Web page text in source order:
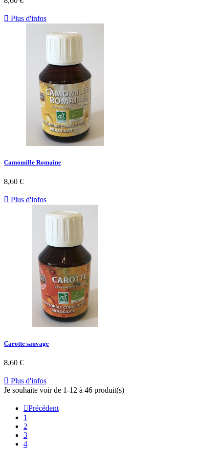
 Plus d'infos
Camomille Romaine
8,60 €
 Plus d'infos
Carotte sauvage
8,60 €
 Plus d'infos
Je souhaite voir de 1-12 à 46 produit(s)
Précédent
1
2
3
4